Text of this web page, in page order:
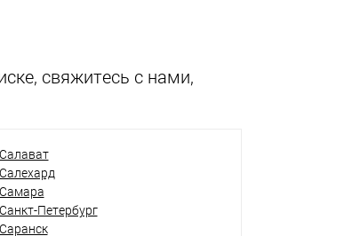
свяжитесь с нами,
Салават
Салехард
Самара
Санкт-Петербург
Саранск